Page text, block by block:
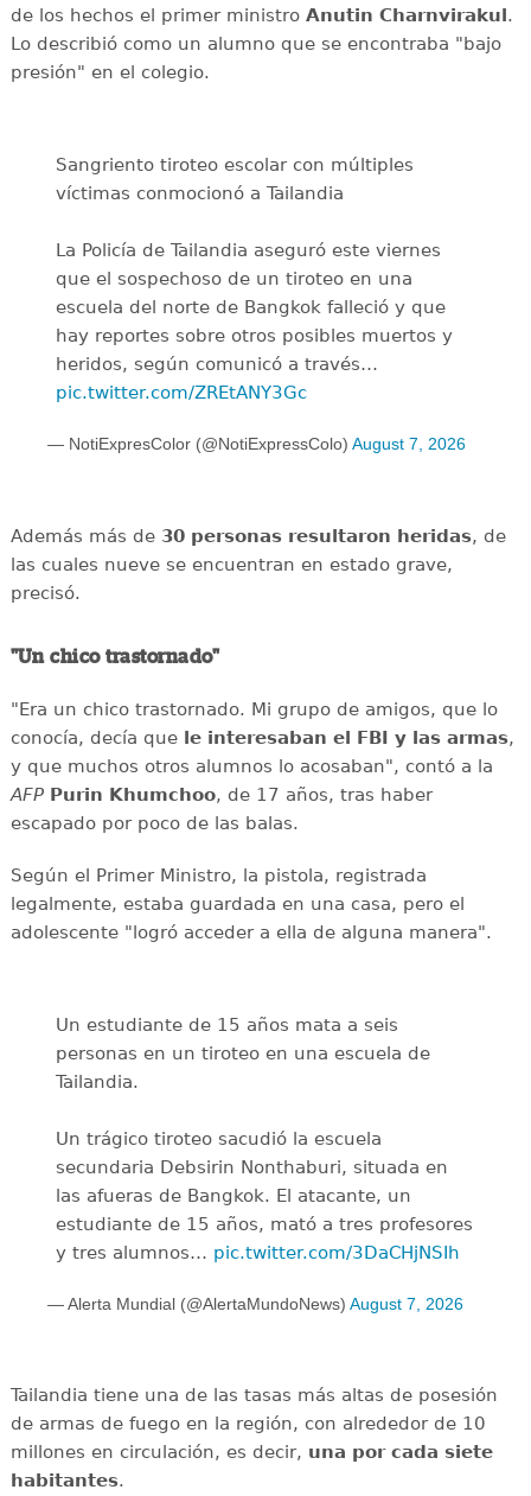
de los hechos el primer ministro Anutin Charnvirakul .
Lo describió como un alumno que se encontraba "bajo
presión" en el colegio.
Sangriento tiroteo escolar con múltiples
víctimas conmocionó a Tailandia
La Policía de Tailandia aseguró este viernes
que el sospechoso de un tiroteo en una
escuela del norte de Bangkok falleció y que
hay reportes sobre otros posibles muertos y
heridos, según comunicó a través…
pic.twitter.com/ZREtANY3Gc
— NotiExpresColor (@NotiExpressColo) August 7, 2026
Además más de 30 personas resultaron heridas, de
las cuales nueve se encuentran en estado grave,
precisó.
"Un chico trastornado"
"Era un chico trastornado. Mi grupo de amigos, que lo
conocía, decía que le interesaban el FBI y las armas,
y que muchos otros alumnos lo acosaban", contó a la
AFP Purin Khumchoo, de 17 años, tras haber
escapado por poco de las balas.
Según el Primer Ministro, la pistola, registrada
legalmente, estaba guardada en una casa, pero el
adolescente "logró acceder a ella de alguna manera".
Un estudiante de 15 años mata a seis
personas en un tiroteo en una escuela de
Tailandia.
Un trágico tiroteo sacudió la escuela
secundaria Debsirin Nonthaburi, situada en
las afueras de Bangkok. El atacante, un
estudiante de 15 años, mató a tres profesores
y tres alumnos… pic.twitter.com/3DaCHjNSIh
— Alerta Mundial (@AlertaMundoNews) August 7, 2026
Tailandia tiene una de las tasas más altas de posesión
de armas de fuego en la región, con alrededor de 10
millones en circulación, es decir, una por cada siete
habitantes.